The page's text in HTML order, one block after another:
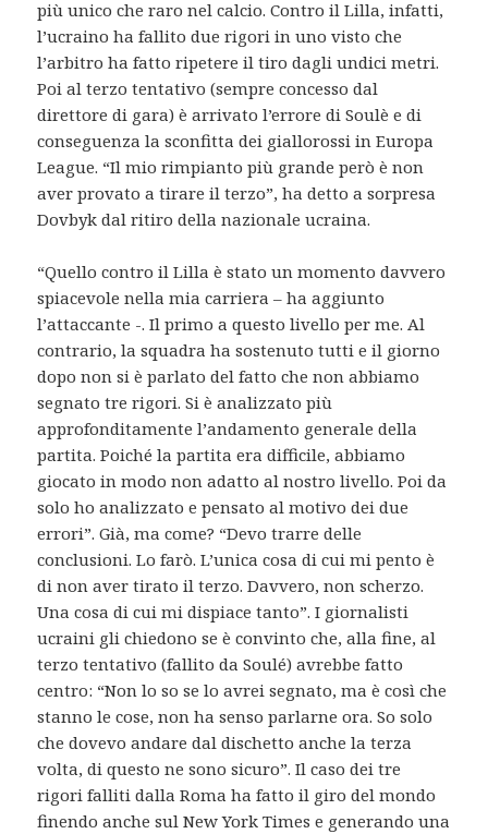
più unico che raro nel calcio. Contro il Lilla, infatti,
l’ucraino ha fallito due rigori in uno visto che
l’arbitro ha fatto ripetere il tiro dagli undici metri.
Poi al terzo tentativo (sempre concesso dal
direttore di gara) è arrivato l’errore di Soulè e di
conseguenza la sconfitta dei giallorossi in Europa
League. “Il mio rimpianto più grande però è non
aver provato a tirare il terzo”, ha detto a sorpresa
Dovbyk dal ritiro della nazionale ucraina.
“Quello contro il Lilla è stato un momento davvero
spiacevole nella mia carriera – ha aggiunto
l’attaccante -. Il primo a questo livello per me. Al
contrario, la squadra ha sostenuto tutti e il giorno
dopo non si è parlato del fatto che non abbiamo
segnato tre rigori. Si è analizzato più
approfonditamente l’andamento generale della
partita. Poiché la partita era difficile, abbiamo
giocato in modo non adatto al nostro livello. Poi da
solo ho analizzato e pensato al motivo dei due
errori”. Già, ma come? “Devo trarre delle
conclusioni. Lo farò. L’unica cosa di cui mi pento è
di non aver tirato il terzo. Davvero, non scherzo.
Una cosa di cui mi dispiace tanto”. I giornalisti
ucraini gli chiedono se è convinto che, alla fine, al
terzo tentativo (fallito da Soulé) avrebbe fatto
centro: “Non lo so se lo avrei segnato, ma è così che
stanno le cose, non ha senso parlarne ora. So solo
che dovevo andare dal dischetto anche la terza
volta, di questo ne sono sicuro”. Il caso dei tre
rigori falliti dalla Roma ha fatto il giro del mondo
finendo anche sul New York Times e generando una